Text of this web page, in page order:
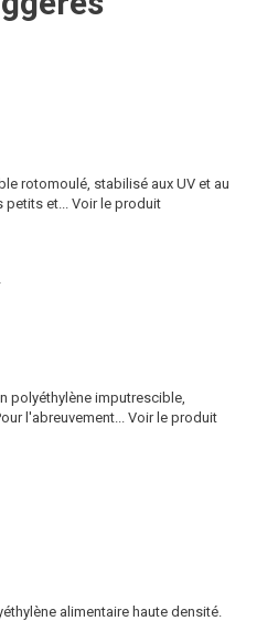
rotomoulé, stabilisé aux UV et au
et...
Voir le produit
polyéthylène imputrescible,
l'abreuvement...
Voir le produit
alimentaire haute densité.